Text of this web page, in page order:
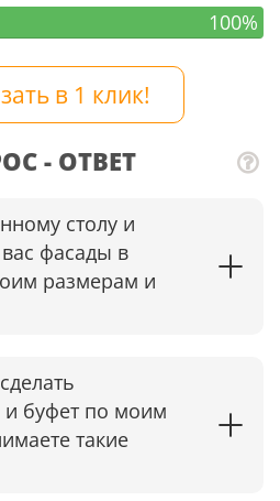
100%
в 1 клик!
- ОТВЕТ
столу и
вас фасады в
размерам и
буфет по моим
такие